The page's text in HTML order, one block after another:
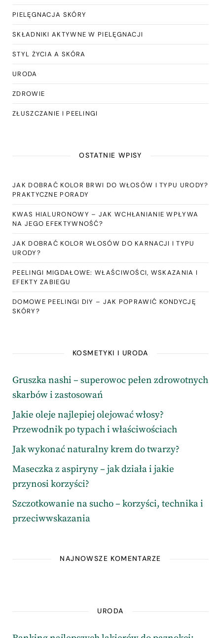
PIELĘGNACJA SKÓRY
SKŁADNIKI AKTYWNE W PIELĘGNACJI
STYL ŻYCIA A SKÓRA
URODA
ZDROWIE
ZŁUSZCZANIE I PEELINGI
OSTATNIE WPISY
JAK DOBRAĆ KOLOR BRWI DO WŁOSÓW I TYPU URODY?
PRAKTYCZNE PORADY
KWAS HIALURONOWY – JAK WCHŁANIANIE WPŁYWA
NA JEGO EFEKTYWNOŚĆ?
JAK DOBRAĆ KOLOR WŁOSÓW DO KARNACJI I TYPU
URODY?
PEELINGI MIGDAŁOWE: WŁAŚCIWOŚCI, WSKAZANIA I
EFEKTY ZABIEGU
DOMOWE PEELINGI DIY – JAK POPRAWIĆ KONDYCJĘ
SKÓRY?
KOSMETYKI I URODA
Gruszka nashi – superowoc pełen zdrowotnych
skarbów i zastosowań
Jakie oleje najlepiej olejować włosy?
Przewodnik po typach i właściwościach
Jak wykonać naturalny krem do twarzy?
Maseczka z aspiryny – jak działa i jakie
przynosi korzyści?
Szczotkowanie na sucho – korzyści, technika i
przeciwwskazania
NAJNOWSZE KOMENTARZE
URODA